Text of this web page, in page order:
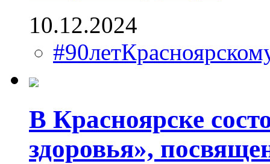
10.12.2024
В Красноярске
здоровья»,